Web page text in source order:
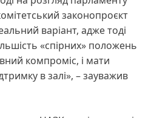
законопроєкт
варіант, адже тоді
«спірних» положень
компроміс, і мати
в залі», – зауважив